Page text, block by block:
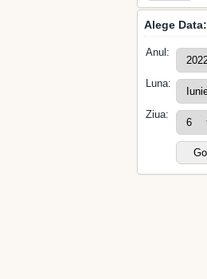
Alege Data:
Anul:
Luna:
Ziua: